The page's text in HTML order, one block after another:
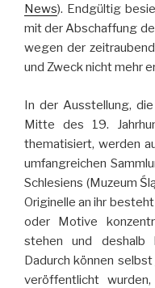
News). Endgültig
mit der Abschaffung
wegen der
und Zweck nicht mehr
In der Ausstellung,
Mitte des 19.
thematisiert, werden
umfangreichen
Schlesiens (Muzeum
Originelle an ihr
oder Motive
stehen und deshalb
Dadurch können
veröffentlicht